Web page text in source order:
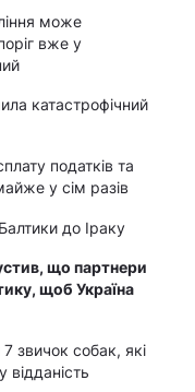
може
вже у
катастрофічний
податків та
у сім разів
до Іраку
що партнери
щоб Україна
звичок собак, які